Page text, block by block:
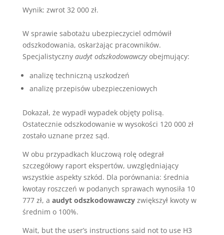
Wynik: zwrot 32 000 zł.
W sprawie sabotażu ubezpieczyciel odmówił
odszkodowania, oskarżając pracowników.
Specjalistyczny audyt odszkodowawczyobejmujący:
analizę techniczną uszkodzeń
analizę przepisów ubezpieczeniowych
Dokazał, że wypadł wypadek objęty polisą.
Ostatecznie odszkodowanie w wysokości 120 000 zł
zostało uznane przez sąd.
W obu przypadkach kluczową rolę odegrał
szczegółowy raport ekspertów, uwzględniający
wszystkie aspekty szkód. Dla porównania: średnia
kwotay roszczeń w podanych sprawach wynosiła 10
777 zł, a audyt odszkodowawczyzwiększył kwoty w
średnim o 100%.
Wait, but the user’s instructions said not to use H3